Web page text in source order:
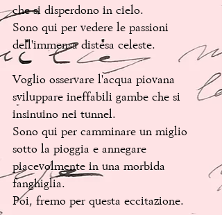
che si disperdono in cielo.
Sono qui per vedere le passioni
dell'immensa distesa celeste.
Voglio osservare l'acqua piovana
sviluppare ineffabili gambe che si
insinuino nei tunnel.
Sono qui per camminare un miglio
sotto la pioggia e annegare
piacevolmente in una morbida
fanghiglia.
Poi, fremo per questa eccitazione.